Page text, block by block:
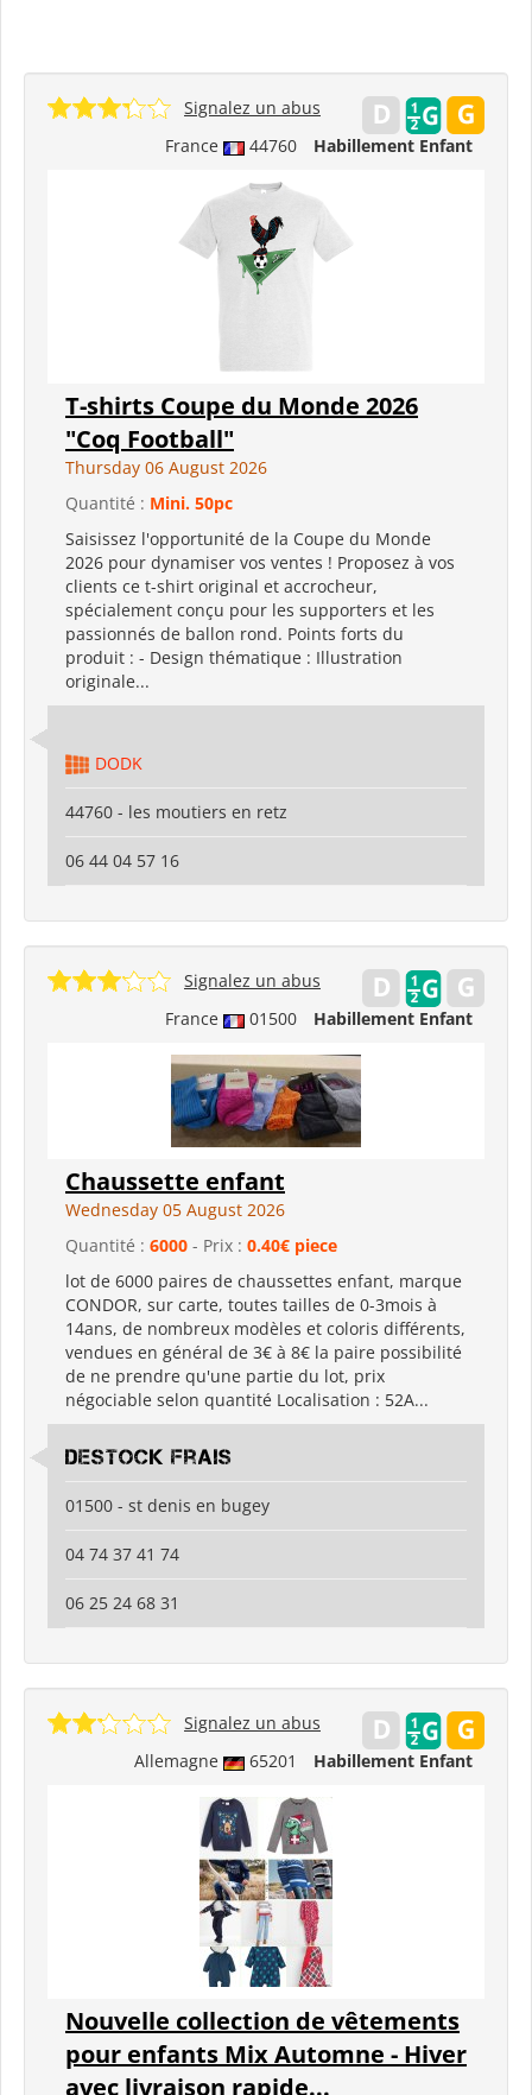
France 44760 Habillement Enfant
Signalez un abus
T-shirts Coupe du Monde 2026
"Coq Football"
Thursday 06 August 2026
Quantité : Mini. 50pc
Saisissez l'opportunité de la Coupe du Monde
2026 pour dynamiser vos ventes ! Proposez à vos
clients ce t-shirt original et accrocheur,
spécialement conçu pour les supporters et les
passionnés de ballon rond. Points forts du
produit : - Design thématique : Illustration
originale...
DODK
44760 - les moutiers en retz
06 44 04 57 16
France 01500 Habillement Enfant
Signalez un abus
Chaussette enfant
Wednesday 05 August 2026
Quantité : 6000 - Prix : 0.40€ piece
lot de 6000 paires de chaussettes enfant, marque
CONDOR, sur carte, toutes tailles de 0-3mois à
14ans, de nombreux modèles et coloris différents,
vendues en général de 3€ à 8€ la paire possibilité
de ne prendre qu'une partie du lot, prix
négociable selon quantité Localisation : 52A...
Destock Frais
01500 - st denis en bugey
04 74 37 41 74
06 25 24 68 31
Allemagne 65201 Habillement Enfant
Signalez un abus
Nouvelle collection de vêtements
pour enfants Mix Automne - Hiver
avec livraison rapide...